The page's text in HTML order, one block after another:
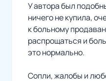
У автора был
ничего не купила,
к больному
распрощаться и
это нормально.
Сопли, жалобы и